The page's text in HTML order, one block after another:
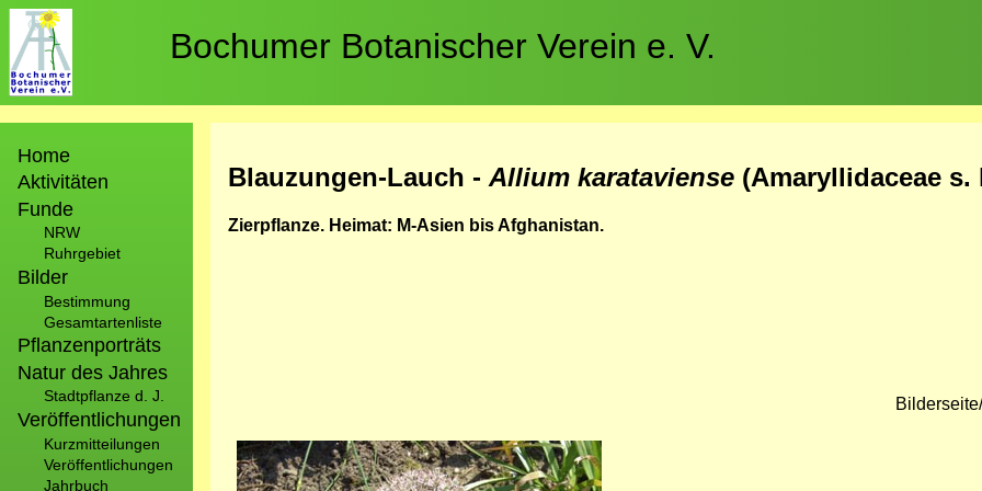
Direkt
zum
Inhalt
Bochumer Botanischer Verein e. V.
Home
Aktivitäten
Funde
NRW
Ruhrgebiet
Bilder
Bestimmung
Gesamtartenliste
Pflanzenporträts
Natur des Jahres
Stadtpflanze d. J.
Veröffentlichungen
Kurzmitteilungen
Veröffentlichungen
Jahrbuch
Blauzungen-Lauch - Allium karataviense (Amaryllidaceae
Zierpflanze. Heimat: M-Asien bis Afghanistan.
Bild